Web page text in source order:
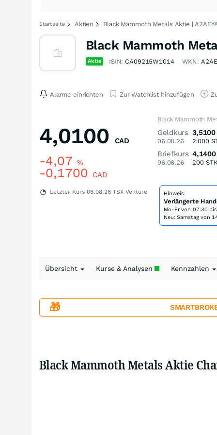
Startseite Aktien Black Mammoth Metals Aktie |
Black Mammoth
Aktie ISIN: CA09215W1014 WKN:
Alarme einrichten Zur Watchlist hinzufügen
4,0100 CAD
-4,07 %
-0,1700 CAD
Letzter Kurs 06.08.26 TSX Venture
Black Mammoth
Geldkurs
06.08.26
3,5100
2.000
Briefkurs
06.08.26
4,1400
200
Hinweis
Verlängerte
Mo-Fr von 07:30
Neu: Samstag von
Übersicht Kurse & Analysen Kennzahlen
🎁
Black Mammoth Metals Aktie